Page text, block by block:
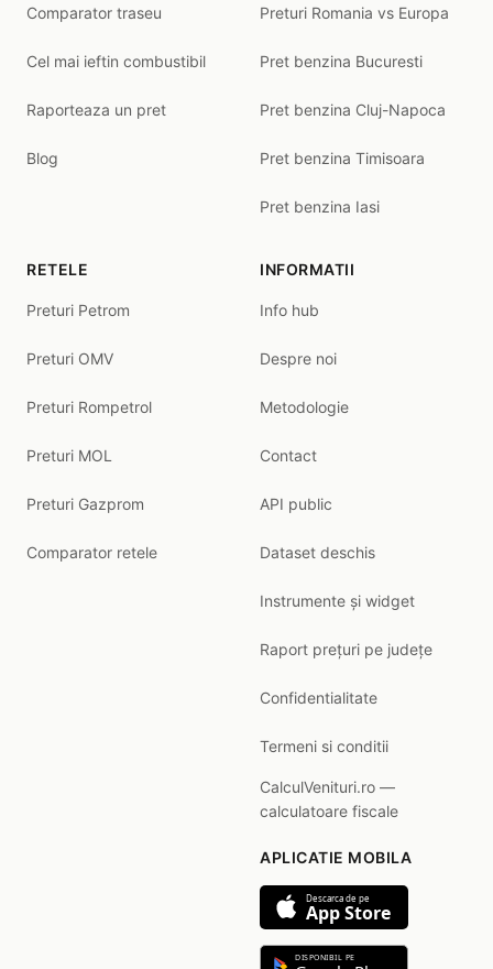
Comparator traseu
Cel mai ieftin combustibil
Raporteaza un pret
Blog
Preturi Romania vs Europa
Pret benzina Bucuresti
Pret benzina Cluj-Napoca
Pret benzina Timisoara
Pret benzina Iasi
RETELE
Preturi Petrom
Preturi OMV
Preturi Rompetrol
Preturi MOL
Preturi Gazprom
Comparator retele
INFORMATII
Info hub
Despre noi
Metodologie
Contact
API public
Dataset deschis
Instrumente și widget
Raport prețuri pe județe
Confidentialitate
Termeni si conditii
CalculVenituri.ro —
calculatoare fiscale
APLICATIE MOBILA
Descarca de pe
App Store
DISPONIBIL PE